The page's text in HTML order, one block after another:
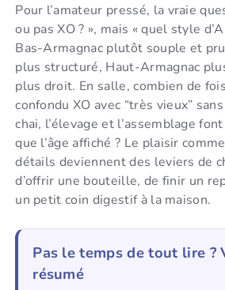
Pour l’amateur pressé, la vraie
ou pas XO ? », mais « quel style
Bas-Armagnac plutôt souple et
plus structuré, Haut-Armagnac
plus droit. En salle, combien de
confondu XO avec “très vieux”
chai, l’élevage et l’assemblage
que l’âge affiché ? Le plaisir
détails deviennent des leviers de
d’offrir une bouteille, de finir un
un petit coin digestif à la maison.
Pas le temps de tout lire ?
résumé